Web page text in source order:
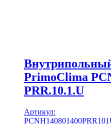
PrimoClima
PRR.10.1.U
Артикул: